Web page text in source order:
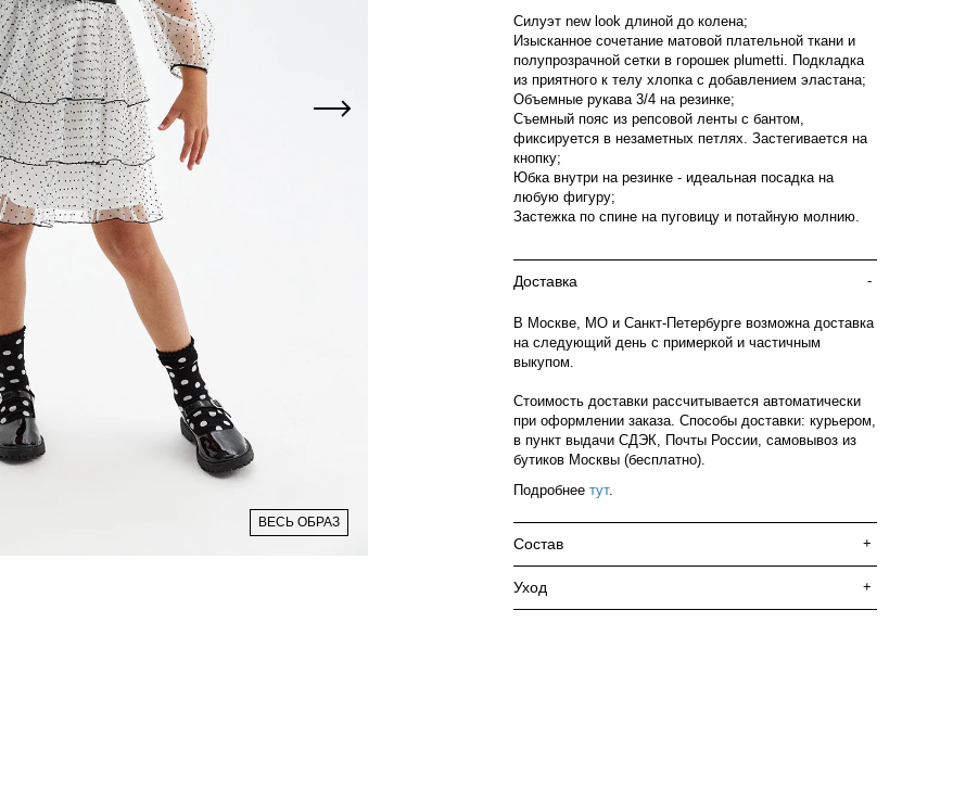
ВЕСЬ ОБРАЗ
Силуэт new look длиной до колена;
Изысканное сочетание матовой плательной ткани и
полупрозрачной сетки в горошек plumetti. Подкладка
из приятного к телу хлопка с добавлением эластана;
Объемные рукава 3/4 на резинке;
Съемный пояс из репсовой ленты с бантом,
фиксируется в незаметных петлях. Застегивается на
кнопку;
Юбка внутри на резинке - идеальная посадка на
любую фигуру;
Застежка по спине на пуговицу и потайную молнию.
Доставка -
В Москве, МО и Санкт-Петербурге возможна доставка
на следующий день с примеркой и частичным
выкупом.
Стоимость доставки рассчитывается автоматически
при оформлении заказа. Способы доставки: курьером,
в пункт выдачи СДЭК, Почты России, самовывоз из
бутиков Москвы (бесплатно).
Подробнее тут.
Состав +
Уход +